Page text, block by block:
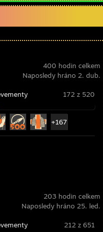
400 hodin celkem
Naposledy hráno 2. dub.
172 z 520
+167
203 hodin celkem
Naposledy hráno 25. led.
212 z 651